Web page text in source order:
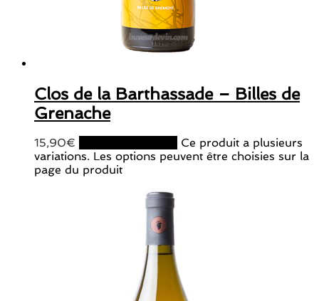
Clos de la Barthassade – Billes de
Grenache
15,90€
Ce produit a plusieurs
variations. Les options peuvent être choisies sur la
page du produit